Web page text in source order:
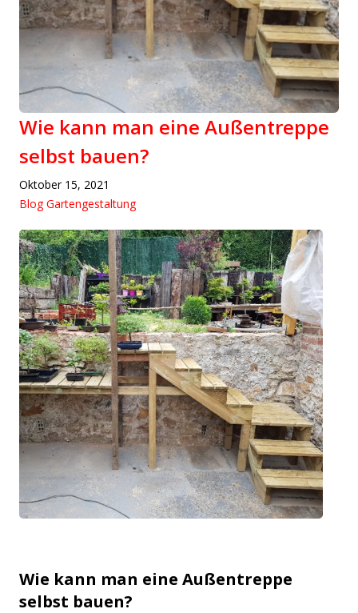
Wie kann man eine Außentreppe
selbst bauen?
Oktober 15, 2021
Blog Gartengestaltung
Wie kann man eine Außentreppe
selbst bauen?